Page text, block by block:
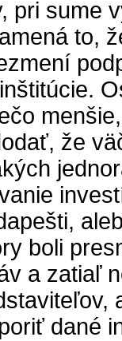
pri sume
to,
že
boli
a zatiaľ
dané